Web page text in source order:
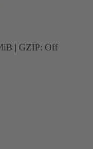
| GZIP: Off